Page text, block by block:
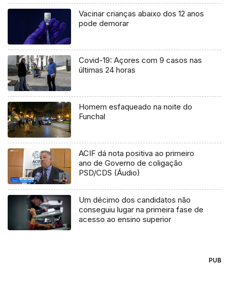
Vacinar crianças abaixo dos 12 anos
pode demorar
Covid-19: Açores com 9 casos nas
últimas 24 horas
Homem esfaqueado na noite do
Funchal
ACIF dá nota positiva ao primeiro
ano de Governo de coligação
PSD/CDS (Áudio)
Um décimo dos candidatos não
conseguiu lugar na primeira fase de
acesso ao ensino superior
PUB